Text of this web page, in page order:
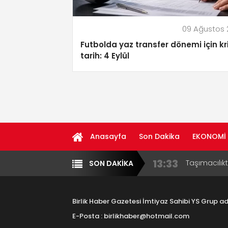
09 Ağustos
Futbolda yaz transfer dönemi için
tarih: 4 Eylül
Anasayfa Son Dakika EKONOMİ
Yazarlar Diğer
SON DAKİKA 13:33
17:15
Aksaray
Çocuklara
8:23 Aksaray
Birlik Haber Gazetesi İmtiyaz Sahibi YS Grup
E-Posta : birlikhaber@hotmail.com